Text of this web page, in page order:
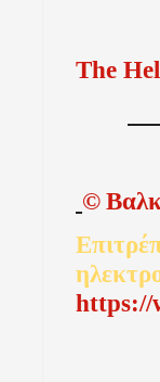
The
©
https://